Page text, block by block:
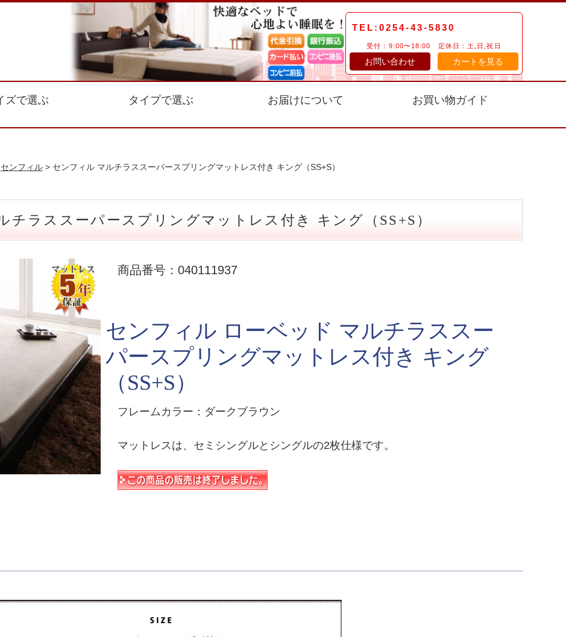
TEL:0254-43-5830
受付：9:00〜18:00 定休日：土,日,祝日
お問い合わせ カートを見る
ズで選ぶ タイプで選ぶ お届けについて お買い物ガイド
センフィル > センフィル マルチラススーパースプリングマットレス付き キング（SS+S）
ラススーパースプリングマットレス付き キング（SS+S）
商品番号：040111937
センフィル ローベッド マルチラススー
パースプリングマットレス付き キング
（SS+S）
フレームカラー：ダークブラウン
マットレスは、セミシングルとシングルの2枚仕様です。